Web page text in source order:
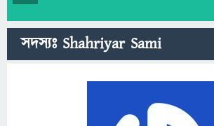
সদস্যঃ Shahriyar Sami